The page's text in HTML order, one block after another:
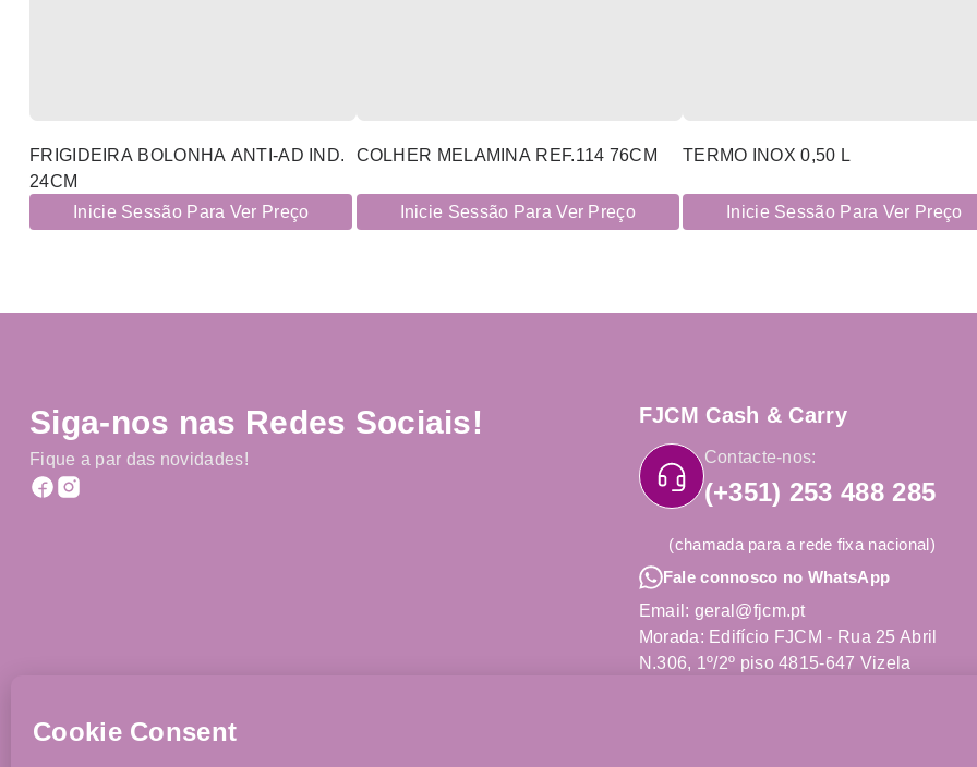
FRIGIDEIRA BOLONHA ANTI-AD IND.
24CM
Inicie Sessão Para Ver Preço
COLHER MELAMINA REF.114 76CM
Inicie Sessão Para Ver Preço
TERMO INOX 0,50 L
Inicie Sessão Para Ver Preço
Siga-nos nas Redes Sociais!
Fique a par das novidades!
FJCM Cash & Carry
Contacte-nos:
(+351) 253 488 285
(chamada para a rede fixa nacional)
Fale connosco no WhatsApp
Email: geral@fjcm.pt
Morada: Edifício FJCM - Rua 25 Abril
N.306, 1º/2º piso 4815-647 Vizela